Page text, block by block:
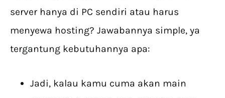
server hanya di PC sendiri atau harus
menyewa hosting? Jawabannya simple, ya
tergantung kebutuhannya apa:
Jadi, kalau kamu cuma akan main